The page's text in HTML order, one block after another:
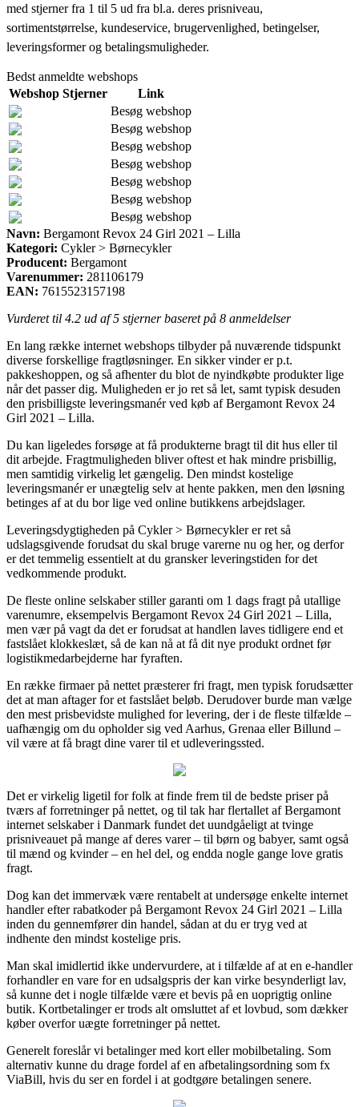
med stjerner fra 1 til 5 ud fra bl.a. deres prisniveau,
sortimentstørrelse, kundeservice, brugervenlighed, betingelser,
leveringsformer og betalingsmuligheder.
Bedst anmeldte webshops
Webshop Stjerner
Link
Besøg webshop
Besøg webshop
Besøg webshop
Besøg webshop
Besøg webshop
Besøg webshop
Besøg webshop
Navn: Bergamont Revox 24 Girl 2021 – Lilla
Kategori: Cykler > Børnecykler
Producent: Bergamont
Varenummer: 281106179
EAN: 7615523157198
Vurderet til 4.2 ud af 5 stjerner baseret på 8 anmeldelser
En lang række internet webshops tilbyder på nuværende tidspunkt
diverse forskellige fragtløsninger. En sikker vinder er p.t.
pakkeshoppen, og så afhenter du blot de nyindkøbte produkter lige
når det passer dig. Muligheden er jo ret så let, samt typisk desuden
den prisbilligste leveringsmanér ved køb af Bergamont Revox 24
Girl 2021 – Lilla.
Du kan ligeledes forsøge at få produkterne bragt til dit hus eller til
dit arbejde. Fragtmuligheden bliver oftest et hak mindre prisbillig,
men samtidig virkelig let gængelig. Den mindst kostelige
leveringsmanér er unægtelig selv at hente pakken, men den løsning
betinges af at du bor lige ved online butikkens arbejdslager.
Leveringsdygtigheden på Cykler > Børnecykler er ret så
udslagsgivende forudsat du skal bruge varerne nu og her, og derfor
er det temmelig essentielt at du gransker leveringstiden for det
vedkommende produkt.
De fleste online selskaber stiller garanti om 1 dags fragt på utallige
varenumre, eksempelvis Bergamont Revox 24 Girl 2021 – Lilla,
men vær på vagt da det er forudsat at handlen laves tidligere end et
fastslået klokkeslæt, så de kan nå at få dit nye produkt ordnet før
logistikmedarbejderne har fyraften.
En række firmaer på nettet præsterer fri fragt, men typisk forudsætter
det at man aftager for et fastslået beløb. Derudover burde man vælge
den mest prisbevidste mulighed for levering, der i de fleste tilfælde –
uafhængig om du opholder sig ved Aarhus, Grenaa eller Billund –
vil være at få bragt dine varer til et udleveringssted.
Det er virkelig ligetil for folk at finde frem til de bedste priser på
tværs af forretninger på nettet, og til tak har flertallet af Bergamont
internet selskaber i Danmark fundet det uundgåeligt at tvinge
prisniveauet på mange af deres varer – til børn og babyer, samt også
til mænd og kvinder – en hel del, og endda nogle gange love gratis
fragt.
Dog kan det immervæk være rentabelt at undersøge enkelte internet
handler efter rabatkoder på Bergamont Revox 24 Girl 2021 – Lilla
inden du gennemfører din handel, sådan at du er tryg ved at
indhente den mindst kostelige pris.
Man skal imidlertid ikke undervurdere, at i tilfælde af at en e-handler
forhandler en vare for en udsalgspris der kan virke besynderligt lav,
så kunne det i nogle tilfælde være et bevis på en uoprigtig online
butik. Kortbetalinger er trods alt omsluttet af et lovbud, som dækker
køber overfor uægte forretninger på nettet.
Generelt foreslår vi betalinger med kort eller mobilbetaling. Som
alternativ kunne du drage fordel af en afbetalingsordning som fx
ViaBill, hvis du ser en fordel i at godtgøre betalingen senere.